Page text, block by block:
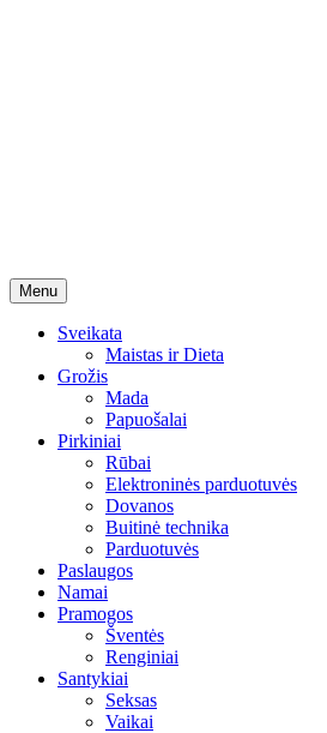
Menu Skip
to
content
Sveikata
Maistas ir Dieta
Grožis
Mada
Papuošalai
Pirkiniai
Rūbai
Elektroninės parduotuvės
Dovanos
Buitinė technika
Parduotuvės
Paslaugos
Namai
Pramogos
Šventės
Renginiai
Santykiai
Seksas
Vaikai